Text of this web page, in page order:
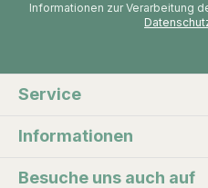
Sowohl die süße
(Pomeranzen) und in
Orangen unterteilt. Die
süßen Varianten wurden
Informationen zur Verarbeitung
Service
Informationen
Besuche uns auch auf